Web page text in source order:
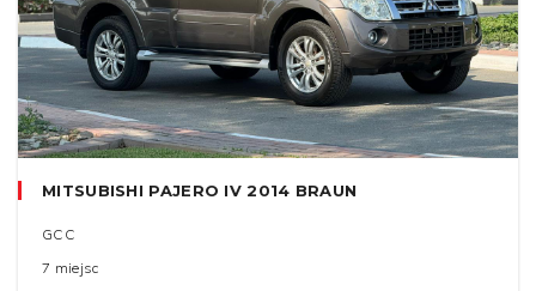
MITSUBISHI PAJERO IV 2014 BRAUN
GCC
7 miejsc